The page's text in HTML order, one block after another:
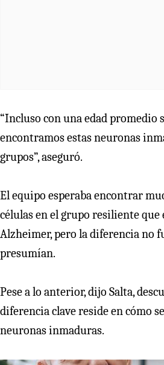
“Incluso con una edad promedio
encontramos estas neuronas
grupos”, aseguró.
El equipo esperaba encontrar
células en el grupo resiliente que
Alzheimer, pero la diferencia no
presumían.
Pese a lo anterior, dijo Salta,
diferencia clave reside en cómo
neuronas inmaduras.